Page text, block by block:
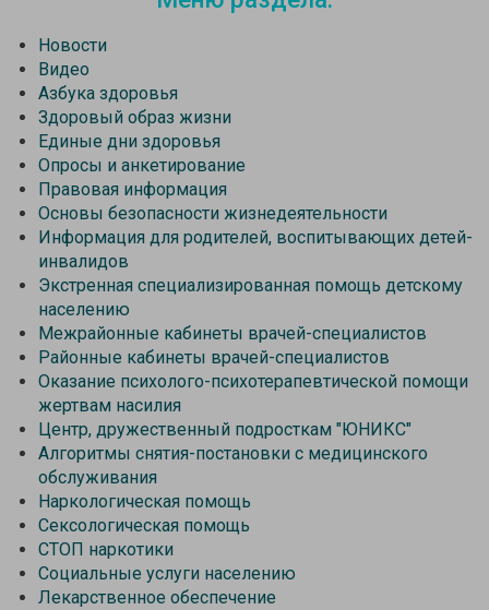
Новости
Видео
Азбука здоровья
Здоровый образ жизни
Единые дни здоровья
Опросы и анкетирование
Правовая информация
Основы безопасности жизнедеятельности
Информация для родителей, воспитывающих детей-
инвалидов
Экстренная специализированная помощь детскому
населению
Межрайонные кабинеты врачей-специалистов
Районные кабинеты врачей-специалистов
Оказание психолого-психотерапевтической помощи
жертвам насилия
Центр, дружественный подросткам "ЮНИКС"
Алгоритмы снятия-постановки с медицинского
обслуживания
Наркологическая помощь
Сексологическая помощь
СТОП наркотики
Социальные услуги населению
Лекарственное обеспечение